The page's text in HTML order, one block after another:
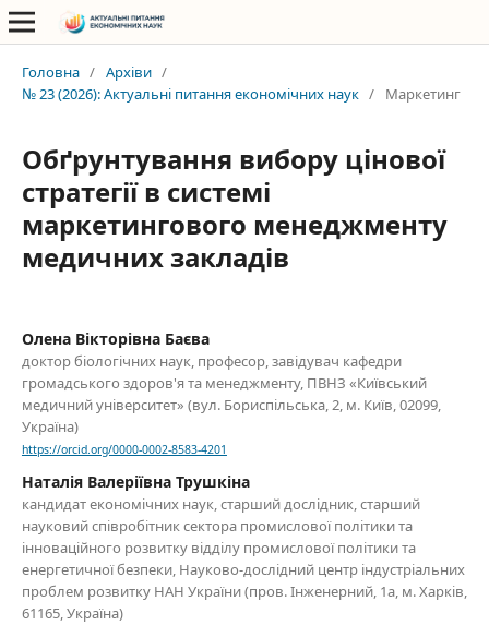
Головна / Архіви /
№ 23 (2026): Актуальні питання економічних наук / Маркетинг
Обґрунтування вибору цінової
стратегії в системі
маркетингового менеджменту
медичних закладів
Олена Вікторівна Баєва
доктор біологічних наук, професор, завідувач кафедри
громадського здоров'я та менеджменту, ПВНЗ «Київський
медичний університет» (вул. Бориспільська, 2, м. Київ, 02099,
Україна)
https://orcid.org/0000-0002-8583-4201
Наталія Валеріївна Трушкіна
кандидат економічних наук, старший дослідник, старший
науковий співробітник сектора промислової політики та
інноваційного розвитку відділу промислової політики та
енергетичної безпеки, Науково-дослідний центр індустріальних
проблем розвитку НАН України (пров. Інженерний, 1а, м. Харків,
61165, Україна)